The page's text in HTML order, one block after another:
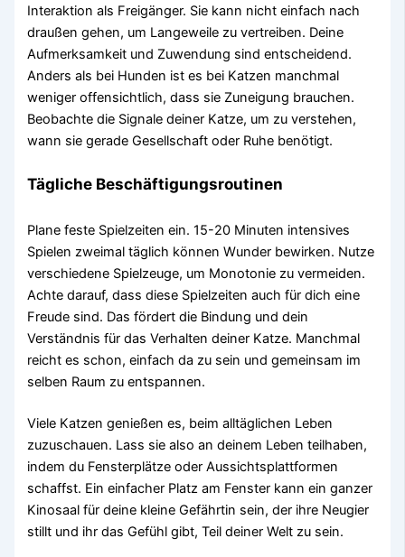
Interaktion als Freigänger. Sie kann nicht einfach nach
draußen gehen, um Langeweile zu vertreiben. Deine
Aufmerksamkeit und Zuwendung sind entscheidend.
Anders als bei Hunden ist es bei Katzen manchmal
weniger offensichtlich, dass sie Zuneigung brauchen.
Beobachte die Signale deiner Katze, um zu verstehen,
wann sie gerade Gesellschaft oder Ruhe benötigt.
Tägliche Beschäftigungsroutinen
Plane feste Spielzeiten ein. 15-20 Minuten intensives
Spielen zweimal täglich können Wunder bewirken. Nutze
verschiedene Spielzeuge, um Monotonie zu vermeiden.
Achte darauf, dass diese Spielzeiten auch für dich eine
Freude sind. Das fördert die Bindung und dein
Verständnis für das Verhalten deiner Katze. Manchmal
reicht es schon, einfach da zu sein und gemeinsam im
selben Raum zu entspannen.
Viele Katzen genießen es, beim alltäglichen Leben
zuzuschauen. Lass sie also an deinem Leben teilhaben,
indem du Fensterplätze oder Aussichtsplattformen
schaffst. Ein einfacher Platz am Fenster kann ein ganzer
Kinosaal für deine kleine Gefährtin sein, der ihre Neugier
stillt und ihr das Gefühl gibt, Teil deiner Welt zu sein.